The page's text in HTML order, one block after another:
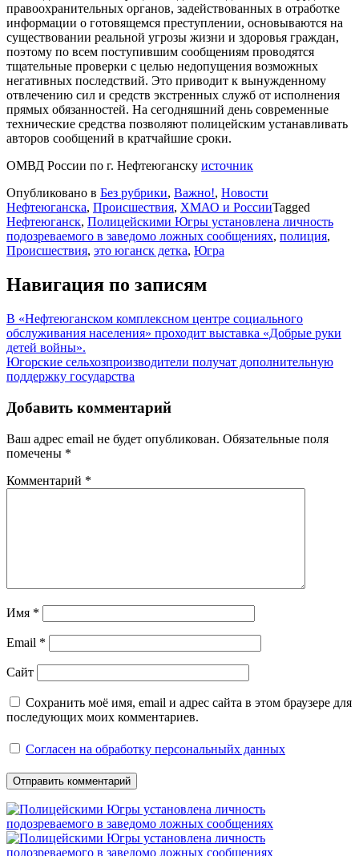
правоохранительных органов, задействованных в отработке
информации о готовящемся преступлении, основываются на
существовании реальной угрозы жизни и здоровья граждан,
поэтому по всем поступившим сообщениям проводятся
тщательные проверки с целью недопущения возможных
негативных последствий. Это приводит к вынужденному
отвлечению сил и средств экстренных служб от исполнения
прямых обязанностей. На сегодняшний день современные
технические средства позволяют полицейским устанавливать
авторов сообщений в кратчайшие сроки.
ОМВД России по г. Нефтеюганску источник
Опубликовано в Без рубрики, Важно!, Новости
Нефтеюганска, Происшествия, ХМАО и РоссииTagged
Нефтеюганск, Полицейскими Югры установлена личность
подозреваемого в заведомо ложных сообщениях, полиция,
Происшествия, это юганск детка, Югра
Навигация по записям
В «Нефтеюганском комплексном центре социального
обслуживания населения» проходит выставка «Добрые руки
детей войны».
Югорские сельхозпроизводители получат дополнительную
поддержку государства
Добавить комментарий
Ваш адрес email не будет опубликован. Обязательные поля
помечены *
Комментарий *
Имя *
Email *
Сайт
Сохранить моё имя, email и адрес сайта в этом браузере для
последующих моих комментариев.
Согласен на обработку персональныйх данных